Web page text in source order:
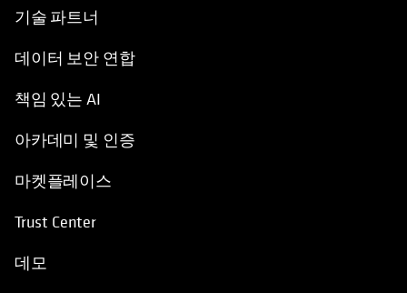
기술 파트너
데이터 보안 연합
책임 있는 AI
아카데미 및 인증
마켓플레이스
Trust Center
데모